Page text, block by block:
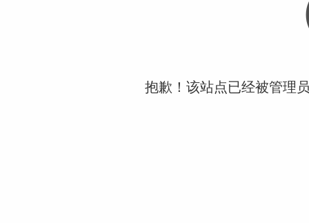
抱歉！该站点已经被管理